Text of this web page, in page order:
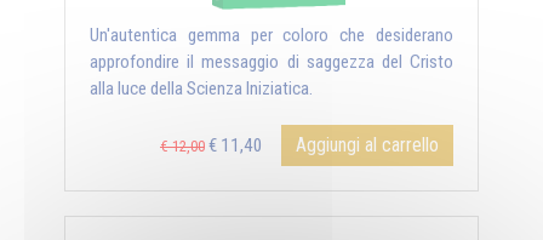
Un'autentica gemma per coloro che desiderano
approfondire il messaggio di saggezza del Cristo
alla luce della Scienza Iniziatica.
€ 12,00 € 11,40 Aggiungi al carrello